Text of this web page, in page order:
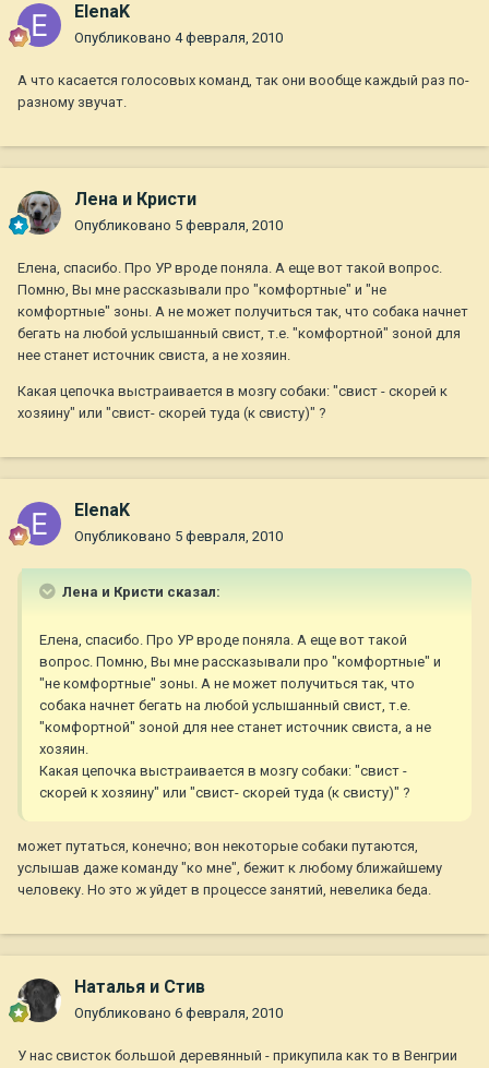
ElenaK
Опубликовано 4 февраля, 2010
А что касается голосовых команд, так они вообще каждый раз по-
разному звучат.
Лена и Кристи
Опубликовано 5 февраля, 2010
Елена, спасибо. Про УР вроде поняла. А еще вот такой вопрос.
Помню, Вы мне рассказывали про "комфортные" и "не
комфортные" зоны. А не может получиться так, что собака начнет
бегать на любой услышанный свист, т.е. "комфортной" зоной для
нее станет источник свиста, а не хозяин.
Какая цепочка выстраивается в мозгу собаки: "свист - скорей к
хозяину" или "свист- скорей туда (к свисту)" ?
ElenaK
Опубликовано 5 февраля, 2010
Лена и Кристи сказал:
Елена, спасибо. Про УР вроде поняла. А еще вот такой
вопрос. Помню, Вы мне рассказывали про "комфортные" и
"не комфортные" зоны. А не может получиться так, что
собака начнет бегать на любой услышанный свист, т.е.
"комфортной" зоной для нее станет источник свиста, а не
хозяин.
Какая цепочка выстраивается в мозгу собаки: "свист -
скорей к хозяину" или "свист- скорей туда (к свисту)" ?
может путаться, конечно; вон некоторые собаки путаются,
услышав даже команду "ко мне", бежит к любому ближайшему
человеку. Но это ж уйдет в процессе занятий, невелика беда.
Наталья и Стив
Опубликовано 6 февраля, 2010
У нас свисток большой деревянный - прикупила как то в Венгрии